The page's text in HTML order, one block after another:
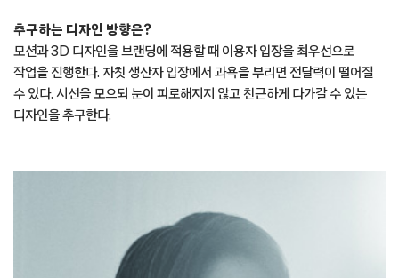
추구하는 디자인 방향은?
모션과 3D 디자인을 브랜딩에 적용할 때 이용자 입장을 최우선으로
작업을 진행한다. 자칫 생산자 입장에서 과욕을 부리면 전달력이 떨어질
수 있다. 시선을 모으되 눈이 피로해지지 않고 친근하게 다가갈 수 있는
디자인을 추구한다.